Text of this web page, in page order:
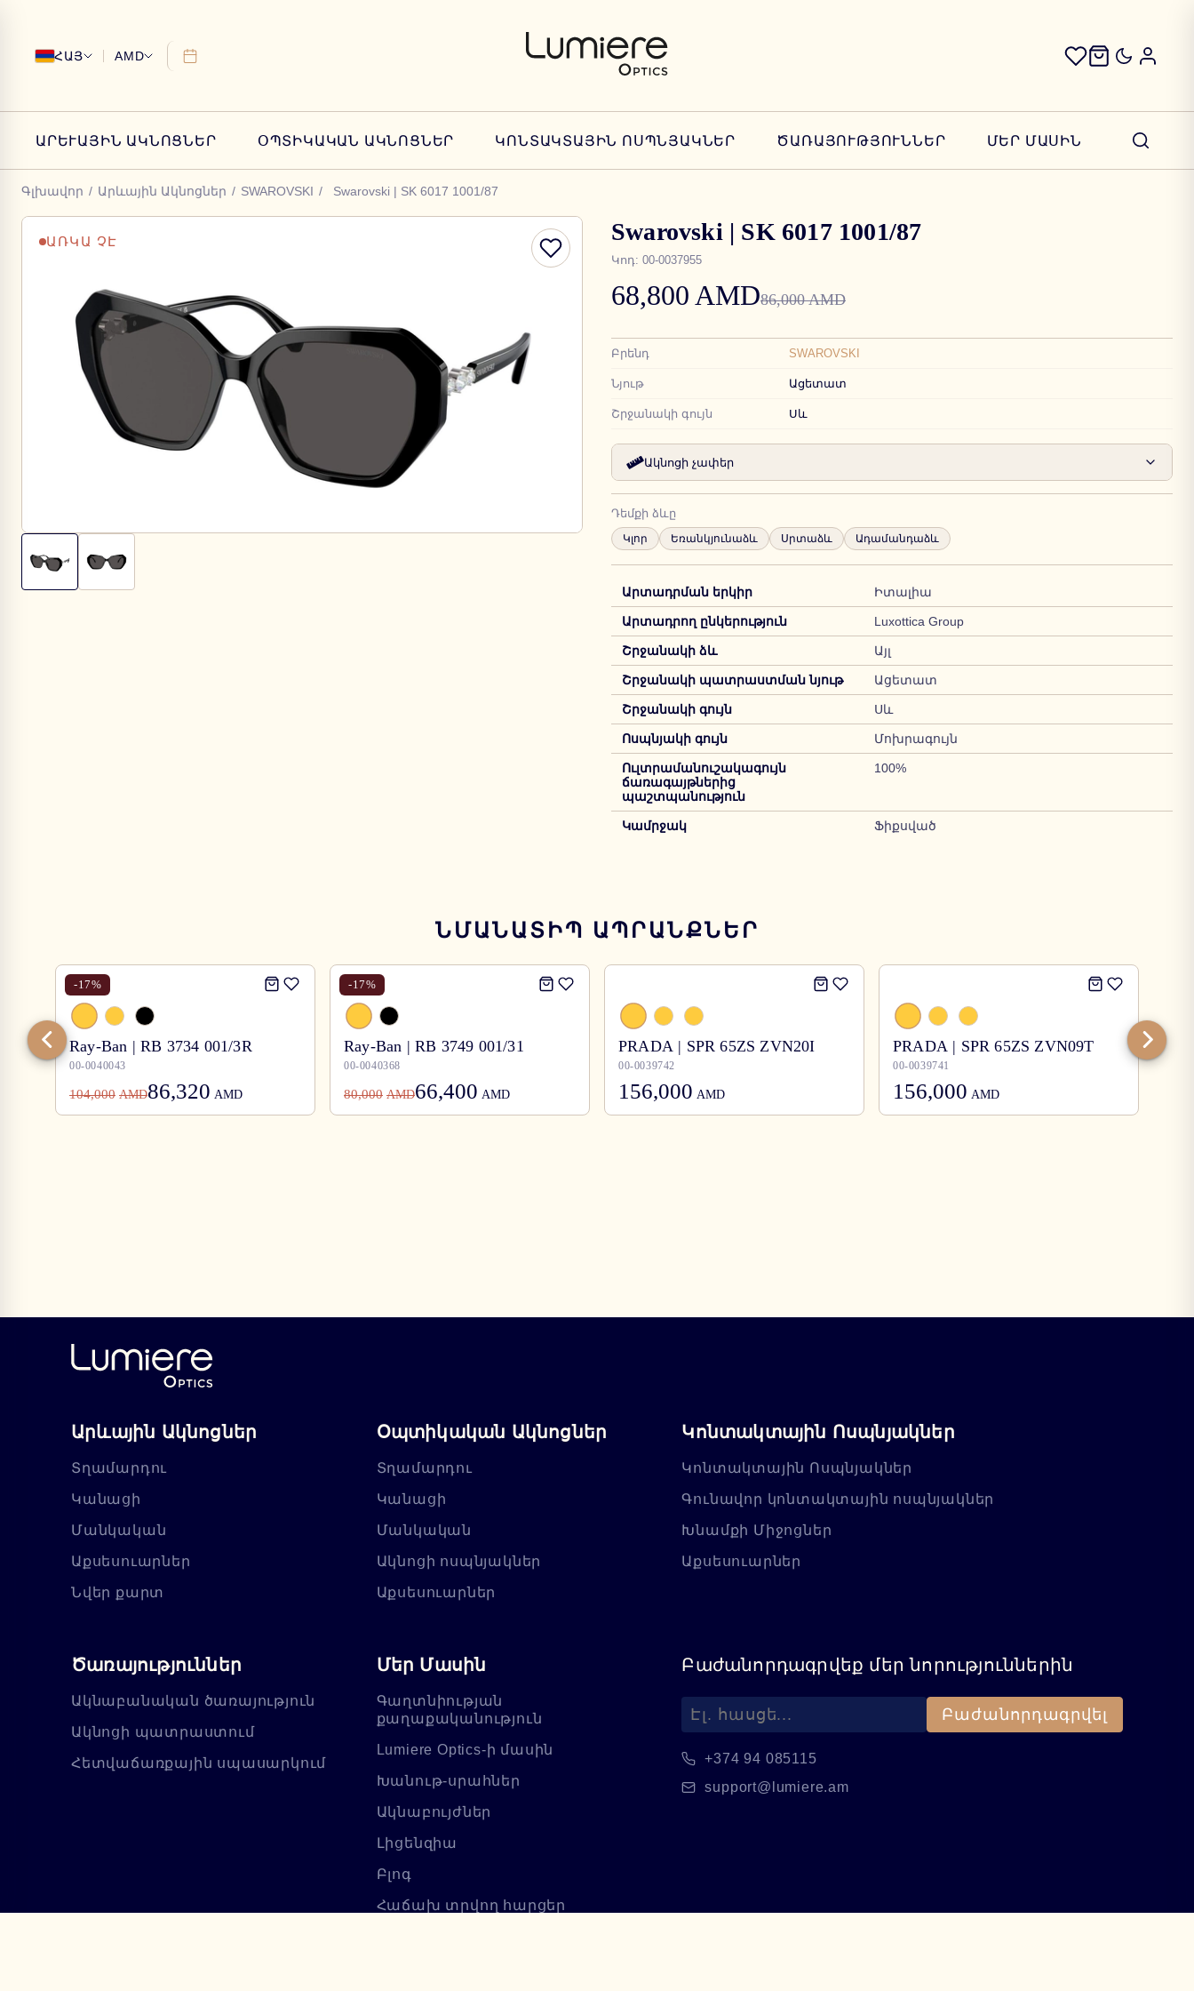
ՀԱՅ AMD
ԱՐԵՒԱՅԻՆ ԱԿՆՈՑՆԵՐ ՕՊՏԻԿԱԿԱՆ ԱԿՆՈՑՆԵՐ ԿՈՆՏԱԿՏԱՅԻՆ ՈՍՊՆՅԱԿՆԵՐ ԾԱՌԱՅՈՒԹՅՈՒՆՆԵՐ ՄԵՐ ՄԱՍԻՆ
Գլխավոր / Արևային Ակնոցներ / SWAROVSKI / Swarovski | SK 6017 1001/87
ԱՌԿԱ ՉԷ Swarovski | SK 6017 1001/87
Կոդ: 00-0037955
68,800 AMD86,000 AMD
Բրենդ SWAROVSKI
Նյութ Ացետատ
Շրջանակի գույն Սև
Ակնոցի չափեր
Դեմքի ձևը
Կլոր Եռանկյունաձև Սրտաձև Ադամանդաձև
Արտադրման երկիր Իտալիա
Արտադրող ընկերություն Luxottica Group
Շրջանակի ձև Այլ
Շրջանակի պատրաստման նյութ Ացետատ
Շրջանակի գույն Սև
Ոսպնյակի գույն Մոխրագույն
Ուլտրամանուշակագույն
ճառագայթներից
պաշտպանություն
100%
Կամրջակ Ֆիքսված
ՆՄԱՆԱՏԻՊ ԱՊՐԱՆՔՆԵՐ
-17%
Ray-Ban | RB 3734 001/3R
00-0040043
104,000 AMD86,320 AMD
-17%
Ray-Ban | RB 3749 001/31
00-0040368
80,000 AMD66,400 AMD
PRADA | SPR 65ZS ZVN20I
00-0039742
156,000 AMD
PRADA | SPR 65ZS ZVN09T
00-0039741
156,000 AMD
Արևային Ակնոցներ
Տղամարդու
Կանացի
Մանկական
Աքսեսուարներ
Նվեր քարտ
Օպտիկական Ակնոցներ
Տղամարդու
Կանացի
Մանկական
Ակնոցի ոսպնյակներ
Աքսեսուարներ
Կոնտակտային Ոսպնյակներ
Կոնտակտային Ոսպնյակներ
Գունավոր կոնտակտային ոսպնյակներ
Խնամքի Միջոցներ
Աքսեսուարներ
Ծառայություններ
Ակնաբանական ծառայություն
Ակնոցի պատրաստում
Հետվաճառքային սպասարկում
Մեր Մասին
Գաղտնիության
քաղաքականություն
Lumiere Optics-ի մասին
Խանութ-սրահներ
Ակնաբույժներ
Լիցենզիա
Բլոգ
Հաճախ տրվող հարցեր
Բաժանորդագրվեք մեր նորություններին
Բաժանորդագրվել
+374 94 085115
support@lumiere.am